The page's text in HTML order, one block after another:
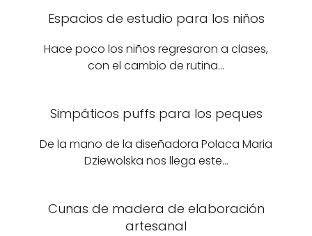
Espacios de estudio para los niños
Hace poco los niños regresaron a clases,
con el cambio de rutina…
Simpáticos puffs para los peques
De la mano de la diseñadora Polaca Maria
Dziewolska nos llega este…
Cunas de madera de elaboración
artesanal